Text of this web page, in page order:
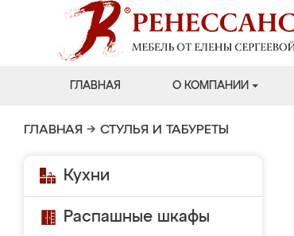
ГЛАВНАЯ О КОМПАНИИ
ГЛАВНАЯ → СТУЛЬЯ И ТАБУРЕТЫ
Кухни
Распашные шкафы